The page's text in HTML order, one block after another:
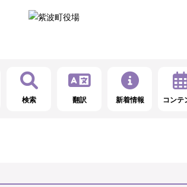
検索 翻訳 新着情報 コンテ